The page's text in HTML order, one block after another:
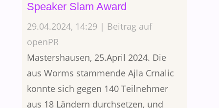
Speaker Slam Award
29.04.2024, 14:29 | Beitrag auf
openPR
Mastershausen, 25.April 2024. Die
aus Worms stammende Ajla Crnalic
konnte sich gegen 140 Teilnehmer
aus 18 Ländern durchsetzen, und